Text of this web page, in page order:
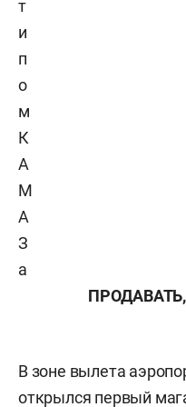
т
и
п
о
м
К
А
М
А
З
а
В зоне вылета
открылся первый